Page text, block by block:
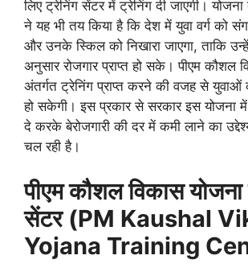
लिए ट्रेनिंग सेंटर में ट्रेनिंग दी जाएगी।
ने यह भी तय किया है कि देश में युवा वर्ग को
और उनके स्किल को निखारा जाएगा, ताकि
अनुसार रोजगार प्राप्त हो सके। पीएम कौशल
अंतर्गत ट्रेनिंग प्राप्त करने की वजह से युवाओं
हो सकेगी। इस प्रकार से सरकार इस योजना
दे करके बेरोजगारी की दर में कमी लाने का
चल रही है।
पीएम कौशल विकास योजना
सेंटर (PM Kaushal
Yojana Training